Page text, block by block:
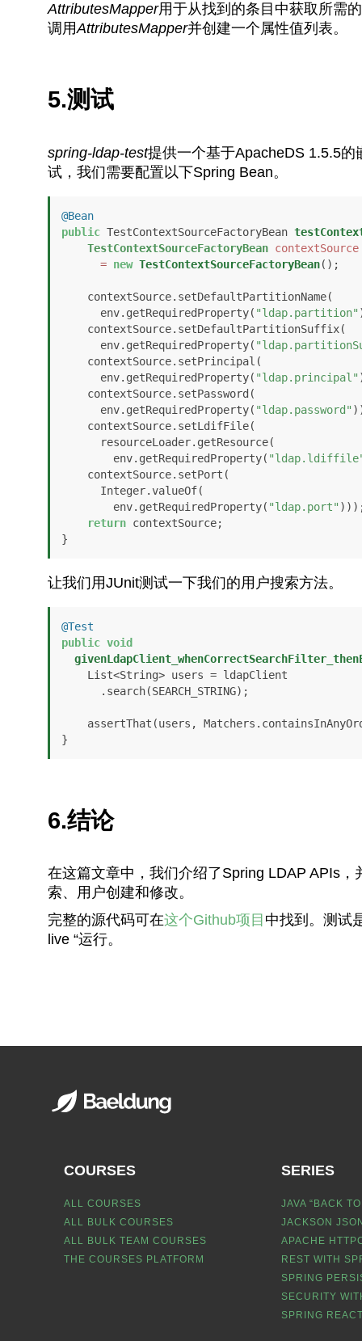
AttributesMapper用于从找到的条目中获取所需
调用AttributesMapper并创建一个属性值列表。
5.测试
spring-ldap-test提供一个基于ApacheDS 1.5.5
试，我们需要配置以下Spring Bean。
@Bean
public TestContextSourceFactoryBean
TestContextSourceFactoryBean contextSource
= new TestContextSourceFactoryBean();
      env.getRequiredProperty(
"ldap.partition"
      env.getRequiredProperty(
      env.getRequiredProperty(
"ldap.principal"
      env.getRequiredProperty(
"ldap.password"
        env.getRequiredProperty(
        env.getRequiredProperty(
"ldap.port"
return contextSource;
}
让我们用JUnit测试一下我们的用户搜索方法。
@Test
public void
}
6.结论
在这篇文章中，我们介绍了Spring LDAP APIs
索、用户创建和修改。
完整的源代码可在这个Github项目 中找到。测试
live “运行。
COURSES
ALL COURSES
ALL BULK COURSES
ALL BULK TEAM COURSES
THE COURSES PLATFORM
SERIES
JAVA “BACK
JACKSON
APACHE
REST WITH
SPRING
SECURITY
SPRING